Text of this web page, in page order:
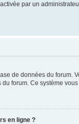
par un
de données du
forum. Ce système
en ligne ?